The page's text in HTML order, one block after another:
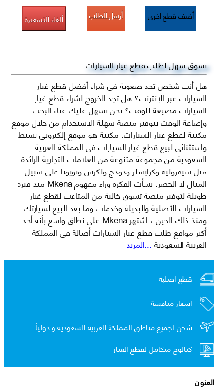
أضف قطع اخرى أرسل الطلب ألغاء التسعيرة
تسوق سهل لطلب قطع غيار السيارات
هل أنت شخص تجد صعوبة في شراء أفضل قطع غيار
السيارات عبر الإنترنت؟ هل تجد الخروج لشراء قطع غيار
السيارات مضيعة للوقت؟ نحن نسهل عليك عناء البحث
وإضاعة الوقت بتوفير منصة سهلة الاستخدام من خلال موقع
مكينة لقطع غيار السيارات. مكينة هو موقع إلكتروني بسيط
واستثنائي لبيع قطع غيار السيارات في المملكة العربية
السعودية من مجموعة متنوعة من العلامات التجارية الرائدة
مثل شيفروليه وكرايسلر ودودج ولكزس وتويوتا على سبيل
المثال لا الحصر. نشأت الفكرة وراء مفهوم Mkena منذ فترة
طويلة لتوفير منصة تسوق خالية من المتاعب لقطع غيار
السيارات الأصلية والبديلة وخدمات وما بعد البيع لسيارتك.
ومنذ ذلك الحين ، اشتهر Mkena على نطاق واسع بأنه أحد
أكثر مواقع طلب قطع غيار السيارات أصالة في المملكة
العربية السعودية...المزيد
قطع اصلية
اسعار منافسة
شحن لجميع مناطق المملكة العربية السعوديه ودولياً
كتالوج متكامل لقطع الغيار
العنوان